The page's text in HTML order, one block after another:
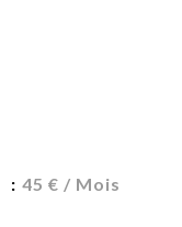
45 € / Mois